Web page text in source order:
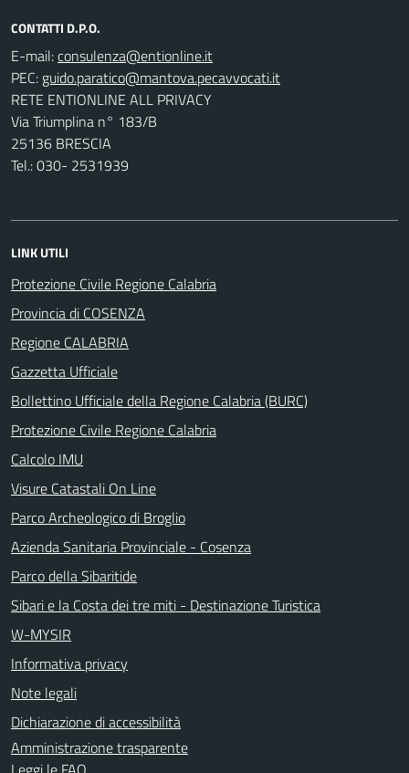
CONTATTI D.P.O.
E-mail:
PEC:
RETE ENTIONLINE ALL PRIVACY
Via Triumplina n° 183/B
25136 BRESCIA
Tel.: 030- 2531939
LINK UTILI
Protezione Civile Regione Calabria
Provincia di COSENZA
Regione CALABRIA
Gazzetta Ufficiale
Bollettino Ufficiale della Regione Calabria (BURC)
Protezione Civile Regione Calabria
Calcolo IMU
Visure Catastali On Line
Parco Archeologico di Broglio
Azienda Sanitaria Provinciale - Cosenza
Parco della Sibaritide
Sibari e la Costa dei tre miti - Destinazione Turistica
W-MYSIR
Informativa privacy
Note legali
Dichiarazione di accessibilità
Amministrazione trasparente